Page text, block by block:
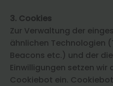
3. Cookies
Zur Verwaltung der
ähnlichen Technologien
Beacons etc.) und der
Einwilligungen setzen
Cookiebot ein.